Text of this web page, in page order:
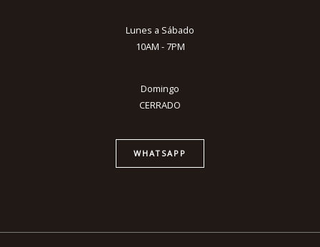
Lunes a Sábado
10AM - 7PM
Domingo
CERRADO
WHATSAPP